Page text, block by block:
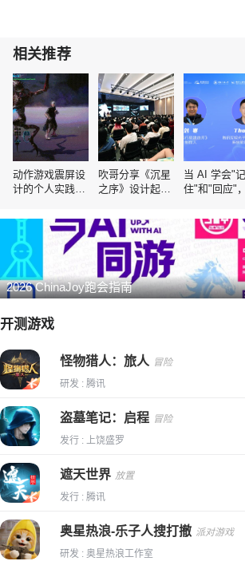
相关推荐
动作游戏震屏设
计的个人实践与
吹哥分享《沉星
之序》设计起
各个元素交互产
生美妙反馈
当 AI 学会"记
住"和"回应"
的变化是？
2026 ChinaJoy跑会指南
开测游戏
怪物猎人：旅人 冒险
研发 : 腾讯
盗墓笔记：启程 冒险
发行 : 上饶盛罗
遮天世界 放置
发行 : 腾讯
奥星热浪-乐子人搜打撤 派对游戏
研发 : 奥星热浪工作室